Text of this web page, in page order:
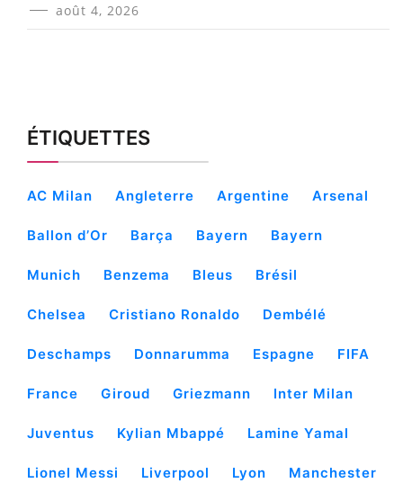
août 4, 2026
ÉTIQUETTES
AC Milan Angleterre Argentine Arsenal
Ballon d’Or Barça Bayern Bayern
Munich Benzema Bleus Brésil
Chelsea Cristiano Ronaldo Dembélé
Deschamps Donnarumma Espagne FIFA
France Giroud Griezmann Inter Milan
Juventus Kylian Mbappé Lamine Yamal
Lionel Messi Liverpool Lyon Manchester